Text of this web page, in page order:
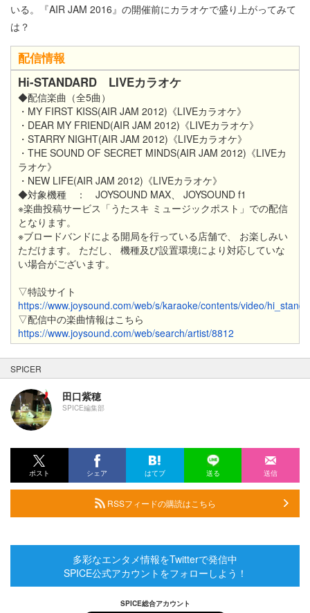
いる。『AIR JAM 2016』の開催前にカラオケで盛り上がってみて
は？
配信情報
Hi-STANDARD LIVEカラオケ
◆配信楽曲（全5曲）
・MY FIRST KISS(AIR JAM 2012)《LIVEカラオケ》
・DEAR MY FRIEND(AIR JAM 2012)《LIVEカラオケ》
・STARRY NIGHT(AIR JAM 2012)《LIVEカラオケ》
・THE SOUND OF SECRET MINDS(AIR JAM 2012)《LIVEカ
ラオケ》
・NEW LIFE(AIR JAM 2012)《LIVEカラオケ》
◆対象機種 ： JOYSOUND MAX、 JOYSOUND f1
※楽曲投稿サービス「うたスキ ミュージックポスト」での配信
となります。
※ブロードバンドによる開局を行っている店舗で、 お楽しみい
ただけます。 ただし、 機種及び設置環境により対応していな
い場合がございます。
▽特設サイト
https://www.joysound.com/web/s/karaoke/contents/video/
▽配信中の楽曲情報はこちら
https://www.joysound.com/web/search/artist/8812
SPICER
田口紫穂
SPICE編集部
ポスト シェア はてブ 送る 送信
RSSフィードの購読はこちら
多彩なエンタメ情報をTwitterで発信中
SPICE公式アカウントをフォローしよう！
SPICE総合アカウント